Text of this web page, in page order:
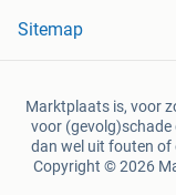
Sitemap
Marktplaats is, voor
voor (gevolg)schade
dan wel uit fouten of
Copyright © 2026